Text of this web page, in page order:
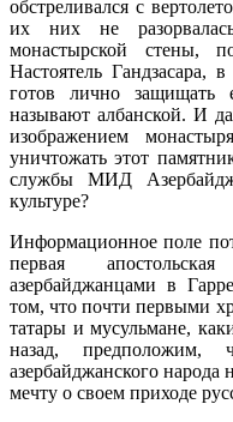
обстреливался с
их них не
монастырской стены,
Настоятель
готов лично защищать
называют албанской. И
изображением
уничтожать этот
службы МИД
культуре?
Информационное поле
первая
азербайджанцами в
том, что почти первыми
татары и мусульмане,
назад, предположим,
азербайджанского
мечту о своем приходе